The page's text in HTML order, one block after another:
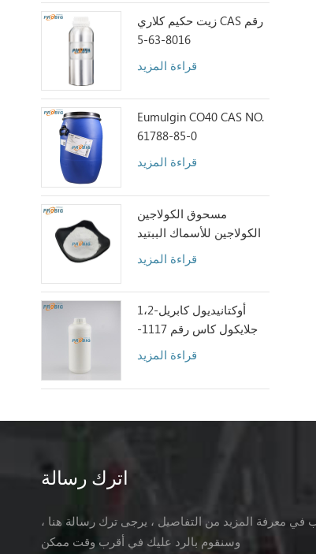
زيت حكيم كلاري CAS رقم
8016-63-5
قراءة المزيد
Eumulgin CO40 CAS NO.
61788-85-0
قراءة المزيد
مسحوق الكولاجين
الكولاجين للأسماك الببتيد
قراءة المزيد
1،2-أوكتانيديول كابريل
جلايكول كاس رقم 1117-
قراءة المزيد
اترك رسالة
في معرفة المزيد من التفاصيل ، يرجى ترك رسالة هنا ،
وسنقوم بالرد عليك في أقرب وقت ممكن